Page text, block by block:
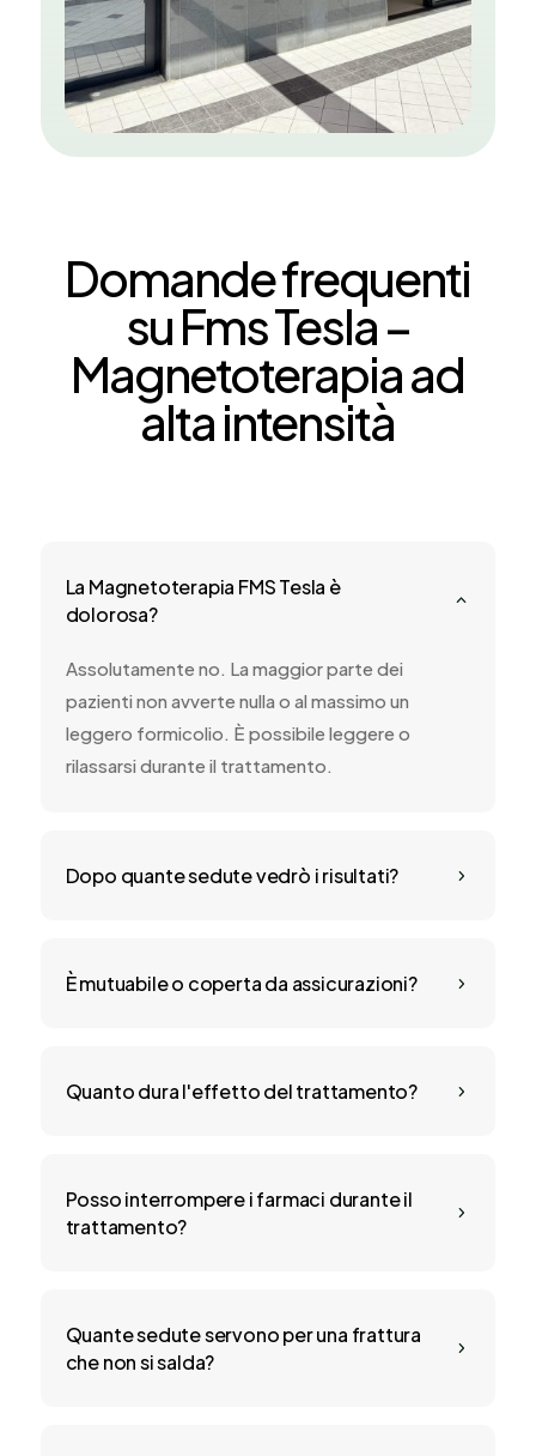
Domande frequenti
su Fms Tesla –
Magnetoterapia ad
alta intensità
2
La Magnetoterapia FMS Tesla è
dolorosa?
Assolutamente no. La maggior parte dei
pazienti non avverte nulla o al massimo un
leggero formicolio. È possibile leggere o
rilassarsi durante il trattamento.
5
Dopo quante sedute vedrò i risultati?
5
È mutuabile o coperta da assicurazioni?
5
Quanto dura l'effetto del trattamento?
5
Posso interrompere i farmaci durante il
trattamento?
5
Quante sedute servono per una frattura
che non si salda?